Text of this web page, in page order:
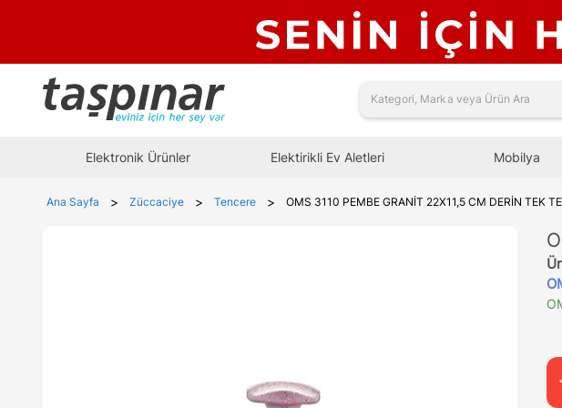
Elektronik Ürünler Elektirikli Ev Aletleri Mobilya
Ana Sayfa > Züccaciye > Tencere > OMS 3110 PEMBE GRANİT 22X11,5 CM DERİN TEK